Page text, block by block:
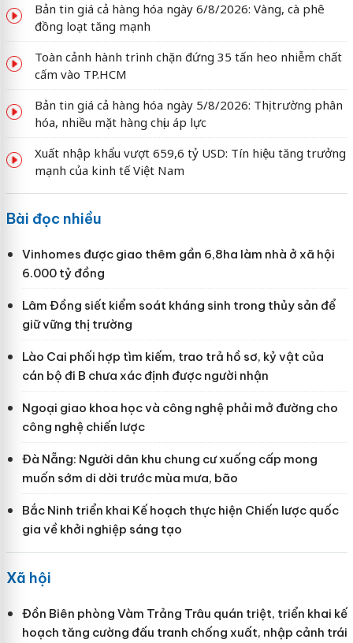
Bản tin giá cả hàng hóa ngày 6/8/2026: Vàng, cà phê
đồng loạt tăng mạnh
Toàn cảnh hành trình chặn đứng 35 tấn heo nhiễm chất
cấm vào TP.HCM
Bản tin giá cả hàng hóa ngày 5/8/2026: Thị trường phân
hóa, nhiều mặt hàng chịu áp lực
Xuất nhập khẩu vượt 659,6 tỷ USD: Tín hiệu tăng trưởng
mạnh của kinh tế Việt Nam
Bài đọc nhiều
Vinhomes được giao thêm gần 6,8ha làm nhà ở xã hội
6.000 tỷ đồng
Lâm Đồng siết kiểm soát kháng sinh trong thủy sản để
giữ vững thị trường
Lào Cai phối hợp tìm kiếm, trao trả hồ sơ, kỷ vật của
cán bộ đi B chưa xác định được người nhận
Ngoại giao khoa học và công nghệ phải mở đường cho
công nghệ chiến lược
Đà Nẵng: Người dân khu chung cư xuống cấp mong
muốn sớm di dời trước mùa mưa, bão
Bắc Ninh triển khai Kế hoạch thực hiện Chiến lược quốc
gia về khởi nghiệp sáng tạo
Xã hội
Đồn Biên phòng Vàm Trảng Trâu quán triệt, triển khai kế
hoạch tăng cường đấu tranh chống xuất, nhập cảnh trái